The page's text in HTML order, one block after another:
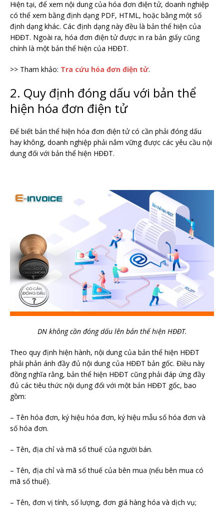
Hiện tại, để xem nội dung của hóa đơn điện tử, doanh nghiệp
có thể xem bằng định dạng PDF, HTML, hoặc bằng một số
định dạng khác. Các định dạng này đều là bản thể hiện của
HĐĐT. Ngoài ra, hóa đơn điện tử được in ra bản giấy cũng
chính là một bản thể hiện của HĐĐT.
>> Tham khảo: Tra cứu hóa đơn điện tử.
2. Quy định đóng dấu với bản thể
hiện hóa đơn điện tử
Để biết bản thể hiện hóa đơn điện tử có cần phải đóng dấu
hay không, doanh nghiệp phải nắm vững được các yêu cầu nội
dung đối với bản thể hiện HĐĐT.
DN không cần đóng dấu lên bản thể hiện HĐĐT.
Theo quy định hiện hành, nội dung của bản thể hiện HĐĐT
phải phản ánh đầy đủ nội dung của HĐĐT bản gốc. Điều này
đồng nghĩa rằng, bản thể hiện HĐĐT cũng phải đáp ứng đầy
đủ các tiêu thức nội dụng đối với một bản HĐĐT gốc, bao
gồm:
– Tên hóa đơn, ký hiệu hóa đơn, ký hiệu mẫu số hóa đơn và
số hóa đơn.
– Tên, địa chỉ và mã số thuế của người bán.
– Tên, địa chỉ và mã số thuế của bên mua (nếu bên mua có
mã số thuế).
– Tên, đơn vị tính, số lượng, đơn giá hàng hóa và dịch vụ;